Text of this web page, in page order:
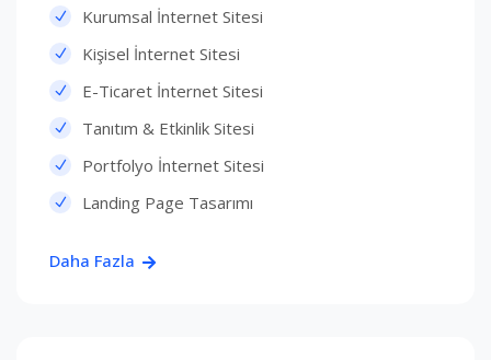
Kurumsal İnternet Sitesi
Kişisel İnternet Sitesi
E-Ticaret İnternet Sitesi
Tanıtım & Etkinlik Sitesi
Portfolyo İnternet Sitesi
Landing Page Tasarımı
Daha Fazla